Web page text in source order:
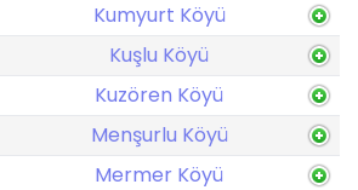
Kumyurt Köyü
Kuşlu Köyü
Kuzören Köyü
Menşurlu Köyü
Mermer Köyü